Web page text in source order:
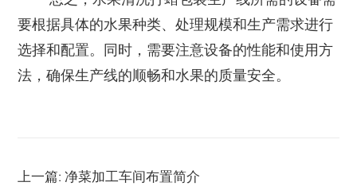
要根据具体的水果种类、处理规模和生产需求进行
选择和配置。同时，需要注意设备的性能和使用方
法，确保生产线的顺畅和水果的质量安全。
上一篇: 净菜加工车间布置简介